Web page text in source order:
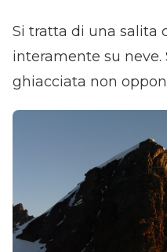
Si tratta di una salita
interamente su neve.
ghiacciata non